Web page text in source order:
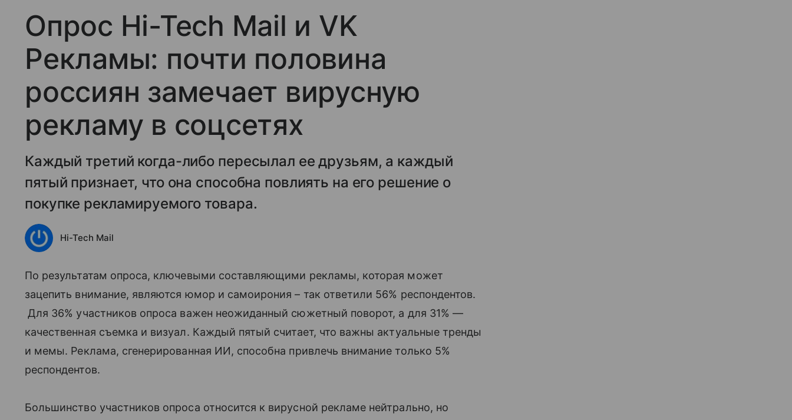
Опрос Hi-Tech Mail и VK
Рекламы: почти половина
россиян замечает вирусную
рекламу в соцсетях
Каждый третий когда-либо пересылал ее друзьям, а каждый
пятый признает, что она способна повлиять на его решение о
покупке рекламируемого товара.
Hi-Tech Mail
По результатам опроса, ключевыми составляющими рекламы, которая может
зацепить внимание, являются юмор и самоирония – так ответили 56% респондентов.
Для 36% участников опроса важен неожиданный сюжетный поворот, а для 31% —
качественная съемка и визуал. Каждый пятый считает, что важны актуальные тренды
и мемы. Реклама, сгенерированная ИИ, способна привлечь внимание только 5%
респондентов.
Большинство участников опроса относится к вирусной рекламе нейтрально, но